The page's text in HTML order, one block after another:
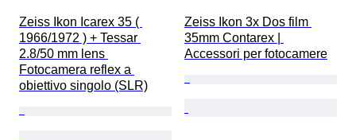
Zeiss Ikon Icarex 35 (
1966/1972 ) + Tessar
2.8/50 mm lens
Fotocamera reflex a
obiettivo singolo (SLR)
Zeiss Ikon 3x Dos film
35mm Contarex |
Accessori per fotocamere